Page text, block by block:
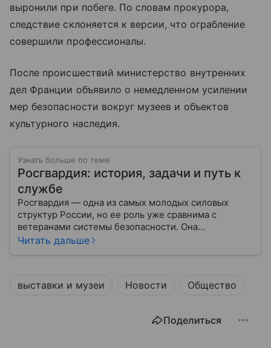
выронили при побеге. По словам прокурора,
следствие склоняется к версии, что ограбление
совершили профессионалы.
После происшествий министерство внутренних
дел Франции объявило о немедленном усилении
мер безопасности вокруг музеев и объектов
культурного наследия.
Узнать больше по теме
Росгвардия: история, задачи и путь к
службе
Росгвардия — одна из самых молодых силовых
структур России, но ее роль уже сравнима с
ветеранами системы безопасности. Она
одновременно напоминает армию и полицию, но
Читать дальше
выставки и музеи Новости Общество
Поделиться